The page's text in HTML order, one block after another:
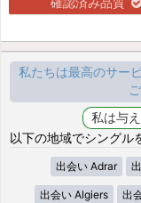
私たちは最高のサー
以下の地域でシングル
出会い Adrar
出会い Algiers 出